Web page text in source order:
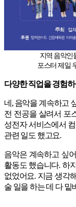
지역 음악인
포스터 제일
다양한 직업을 경험
네, 음악을 계속하고
전 전공을 살려서 포
성전자 서비스에서
관련 일도 했고요.
음악은 계속하고 싶
활동도 했습니다. 하
없었어요. 지금 생각
술 일을 하는 데 다 밑